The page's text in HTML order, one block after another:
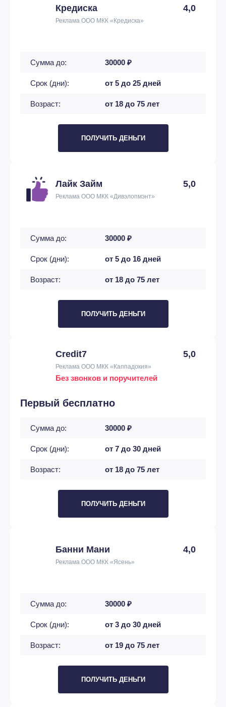
Кредиска 4,0
Реклама ООО МКК «Кредиска»
Сумма до: 30000 ₽
Срок (дни): от 5 до 25 дней
Возраст: от 18 до 75 лет
ПОЛУЧИТЬ ДЕНЬГИ
Лайк Займ 5,0
Реклама ООО МКК «Дивэлопмэнт»
Сумма до: 30000 ₽
Срок (дни): от 5 до 16 дней
Возраст: от 18 до 75 лет
ПОЛУЧИТЬ ДЕНЬГИ
Credit7 5,0
Реклама ООО МКК «Каппадокия»
Без звонков и поручителей
Первый бесплатно
Сумма до: 30000 ₽
Срок (дни): от 7 до 30 дней
Возраст: от 18 до 75 лет
ПОЛУЧИТЬ ДЕНЬГИ
Банни Мани 4,0
Реклама ООО МКК «Ясень»
Сумма до: 30000 ₽
Срок (дни): от 3 до 30 дней
Возраст: от 19 до 75 лет
ПОЛУЧИТЬ ДЕНЬГИ